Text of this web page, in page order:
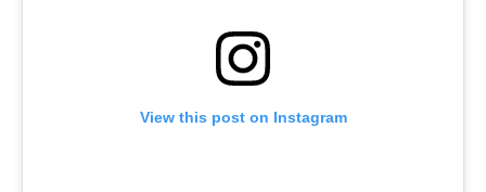
View this post on Instagram